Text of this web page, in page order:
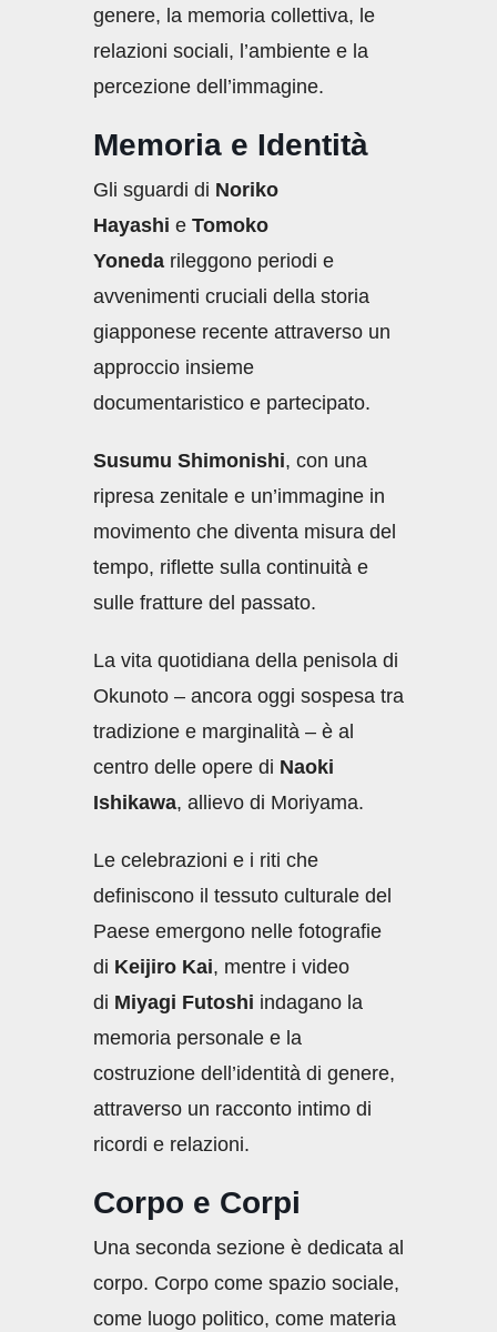
genere, la memoria collettiva, le
relazioni sociali, l’ambiente e la
percezione dell’immagine.
Memoria e Identità
Gli sguardi di Noriko
Hayashi e Tomoko
Yoneda rileggono periodi e
avvenimenti cruciali della storia
giapponese recente attraverso un
approccio insieme
documentaristico e partecipato.
Susumu Shimonishi, con una
ripresa zenitale e un’immagine in
movimento che diventa misura del
tempo, riflette sulla continuità e
sulle fratture del passato.
La vita quotidiana della penisola di
Okunoto – ancora oggi sospesa tra
tradizione e marginalità – è al
centro delle opere di Naoki
Ishikawa, allievo di Moriyama.
Le celebrazioni e i riti che
definiscono il tessuto culturale del
Paese emergono nelle fotografie
di Keijiro Kai, mentre i video
di Miyagi Futoshi indagano la
memoria personale e la
costruzione dell’identità di genere,
attraverso un racconto intimo di
ricordi e relazioni.
Corpo e Corpi
Una seconda sezione è dedicata al
corpo. Corpo come spazio sociale,
come luogo politico, come materia